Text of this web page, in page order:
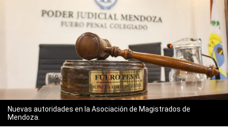
Nuevas autoridades en la Asociación de Magistrados de
Mendoza.